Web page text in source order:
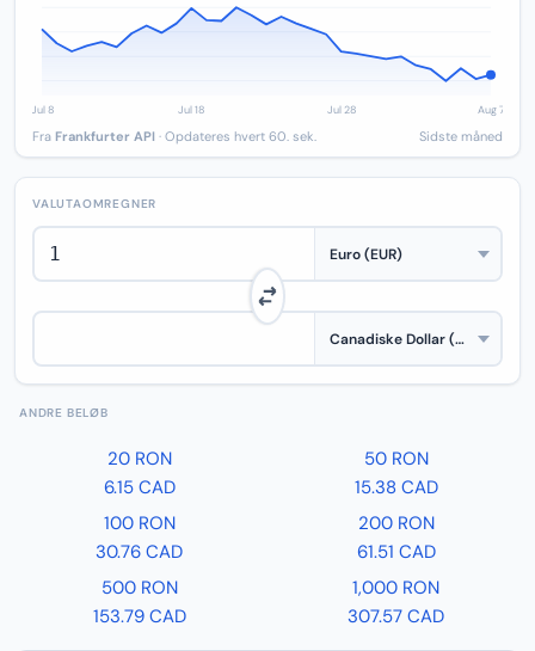
Fra Frankfurter API · Opdateres hvert 60. sek. Sidste måned
VALUTAOMREGNER
ANDRE BELØB
20 RON
6.15 CAD
50 RON
15.38 CAD
100 RON
30.76 CAD
200 RON
61.51 CAD
500 RON
153.79 CAD
1,000 RON
307.57 CAD